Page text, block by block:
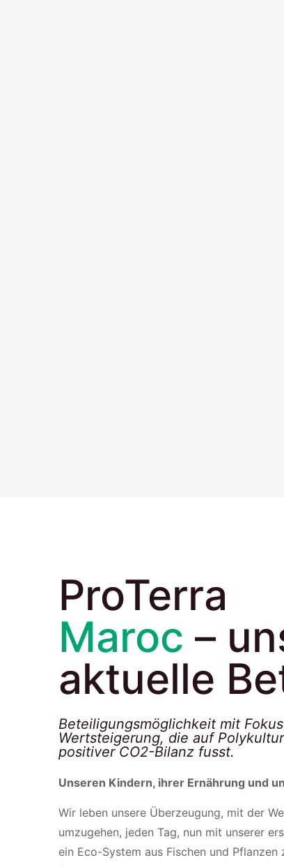
ProTerra
Maroc –
aktuelle
Beteiligungsmöglichkeit mit
Wertsteigerung, die auf
positiver CO2-Bilanz fusst.
Unseren Kindern, ihrer Ernährung und
Wir leben unsere Überzeugung, mit der
umzugehen, jeden Tag, nun mit unserer
ein Eco-System aus Fischen und